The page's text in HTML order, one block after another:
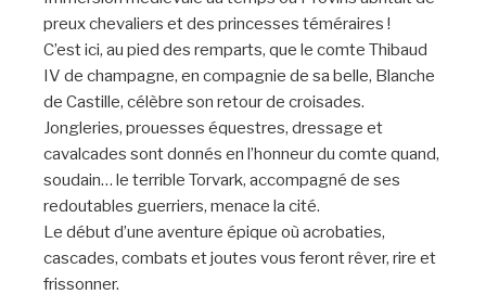
preux chevaliers et des princesses téméraires !
C’est ici, au pied des remparts, que le comte Thibaud
IV de champagne, en compagnie de sa belle, Blanche
de Castille, célèbre son retour de croisades.
Jongleries, prouesses équestres, dressage et
cavalcades sont donnés en l’honneur du comte quand,
soudain… le terrible Torvark, accompagné de ses
redoutables guerriers, menace la cité.
Le début d’une aventure épique où acrobaties,
cascades, combats et joutes vous feront rêver, rire et
frissonner.